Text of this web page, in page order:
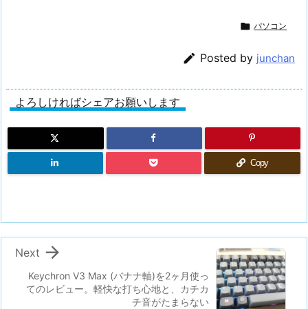
 パソコン
 Posted by junchan
よろしければシェアお願いします
Copy
Keychron V3 Max (バナナ軸)を2ヶ月使っ
てのレビュー。軽快な打ち心地と、カチカ
チ音がたまらない

Next